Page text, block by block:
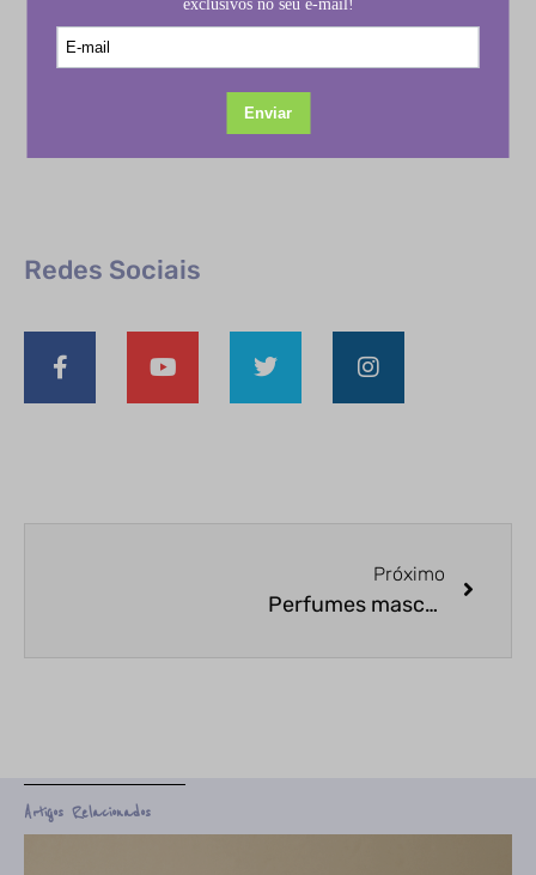
Redes Sociais
Próximo
Perfumes masculinos para presentear os pais: questão de estilo
Artigos Relacionados